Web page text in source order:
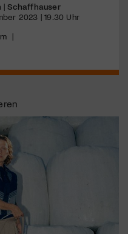
|Schaffhauser
2023 | 19.30 Uhr
|